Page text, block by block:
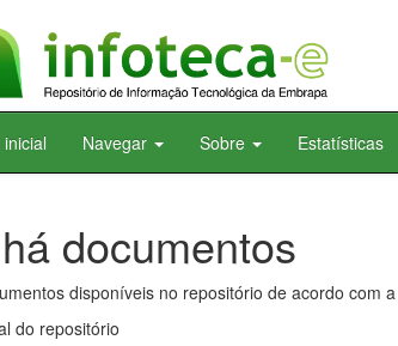
Navegar Sobre Estatísticas
documentos
disponíveis no repositório de acordo com
do repositório